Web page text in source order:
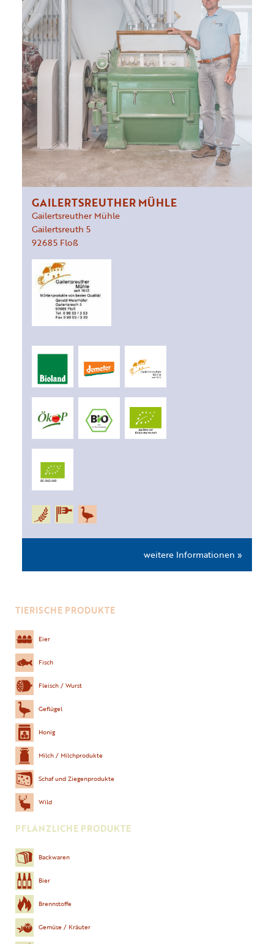
GAILERTSREUTHER MÜHLE
Gailertsreuther Mühle
Gailertsreuth 5
92685 Floß
weitere Informationen »
TIERISCHE PRODUKTE
Eier
Fisch
Fleisch / Wurst
Geflügel
Honig
Milch / Milchprodukte
Schaf und Ziegenprodukte
Wild
PFLANZLICHE PRODUKTE
Backwaren
Bier
Brennstoffe
Gemüse / Kräuter